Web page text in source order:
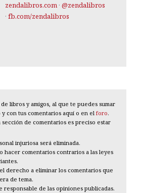
zendalibros.com · @zendalibros
· fb.com/zendalibros
libros y amigos, al que te puedes sumar
con tus comentarios aquí o en el foro.
de comentarios es preciso estar
injuriosa será eliminada.
hacer comentarios contrarios a las leyes
derecho a eliminar los comentarios que
de tema.
responsable de las opiniones publicadas.